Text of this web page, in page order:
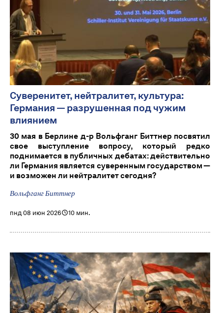
Суверенитет, нейтралитет, культура:
Германия — разрушенная под чужим
влиянием
30 мая в Берлине д-р Вольфганг Биттнер посвятил
свое выступление вопросу, который редко
поднимается в публичных дебатах: действительно
ли Германия является суверенным государством —
и возможен ли нейтралитет сегодня?
Вольфганг Биттнер
пнд 08 июн 2026 10 мин.